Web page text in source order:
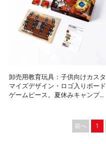
卸売用教育玩具：子供向けカスタ
マイズデザイン・ロゴ入りボード
ゲームピース。夏休みキャンプや
前へ 1